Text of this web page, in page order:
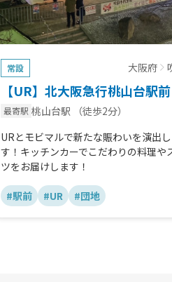
常設 大阪府
【UR】北大阪急行桃山台駅前
最寄駅 桃山台駅
（徒歩2分）
URとモビマルで新たな賑わいを演出
す！キッチンカーでこだわりの料理や
ツをお届けします！
#駅前 #UR #団地